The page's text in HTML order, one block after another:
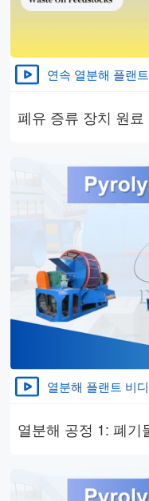
연속 열분해 플랜트
폐유 증류 장치 원료
열분해 플랜트 비
열분해 공정 1: 폐기